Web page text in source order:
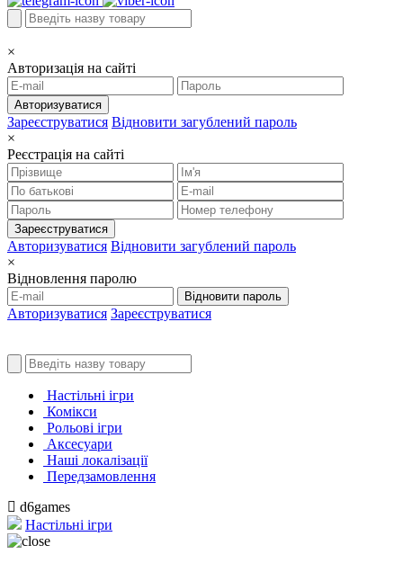
×
Авторизація на сайті
Авторизуватися
Зареєструватися Відновити загублений пароль
×
Реєстрація на сайті
Зареєструватися
Авторизуватися Відновити загублений пароль
×
Відновлення паролю
Відновити пароль
Авторизуватися Зареєструватися
Настільні ігри
Комікси
Рольові ігри
Аксесуари
Наші локалізації
Передзамовлення
d6games
Настільні ігри